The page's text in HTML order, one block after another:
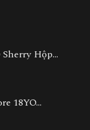
Hộp...
18YO...